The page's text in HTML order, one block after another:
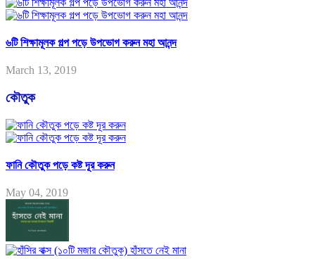
৬টি শিক্ষামূলক গল্প পড়ে উপভোগ করুন মহা আনন্দ
March 13, 2019
কৌতুক
ফানি কৌতুক পড়ে কষ্ট দূর করুন
May 04, 2019